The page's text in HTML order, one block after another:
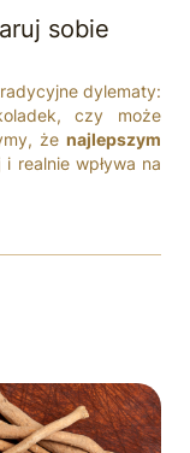
sobie
dylematy:
czy może
że najlepszym
i realnie wpływa na